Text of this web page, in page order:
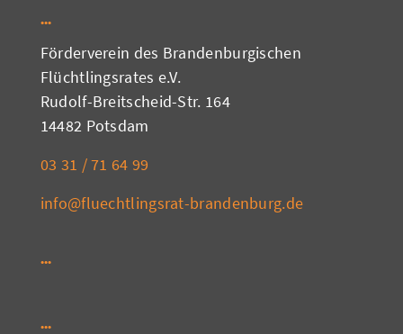
Förderverein des Brandenburgischen
Flüchtlingsrates e.V.
Rudolf-Breitscheid-Str. 164
14482 Potsdam
03 31 / 71 64 99
info@fluechtlingsrat-brandenburg.de